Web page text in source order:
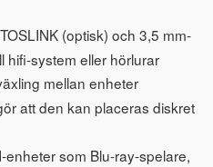
(optisk) och 3,5 mm-
hifi-system eller hörlurar
mellan enheter
att den kan placeras diskret
enheter som Blu-ray-spelare,